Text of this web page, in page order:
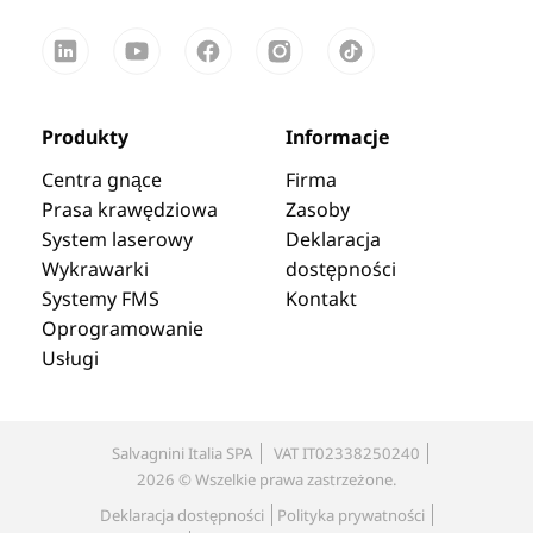
Produkty
Centra gnące
Prasa krawędziowa
System laserowy
Wykrawarki
Systemy FMS
Oprogramowanie
Usługi
Informacje
Firma
Zasoby
Deklaracja
dostępności
Kontakt
Salvagnini Italia SPA
VAT IT02338250240
2026 © Wszelkie prawa zastrzeżone.
Deklaracja dostępności
Polityka prywatności